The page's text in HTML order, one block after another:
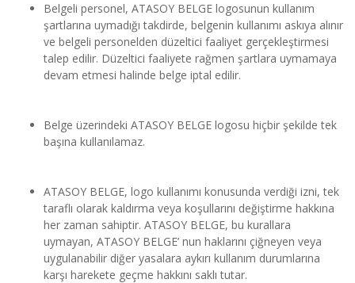
Belgeli personel, ATASOY BELGE logosunun kullanım
şartlarına uymadığı takdirde, belgenin kullanımı askıya alınır
ve belgeli personelden düzeltici faaliyet gerçekleştirmesi
talep edilir. Düzeltici faaliyete rağmen şartlara uymamaya
devam etmesi halinde belge iptal edilir.
Belge üzerindeki ATASOY BELGE logosu hiçbir şekilde tek
başına kullanılamaz.
ATASOY BELGE, logo kullanımı konusunda verdiği izni, tek
taraflı olarak kaldırma veya koşullarını değiştirme hakkına
her zaman sahiptir. ATASOY BELGE, bu kurallara
uymayan, ATASOY BELGE’ nun haklarını çiğneyen veya
uygulanabilir diğer yasalara aykırı kullanım durumlarına
karşı harekete geçme hakkını saklı tutar.